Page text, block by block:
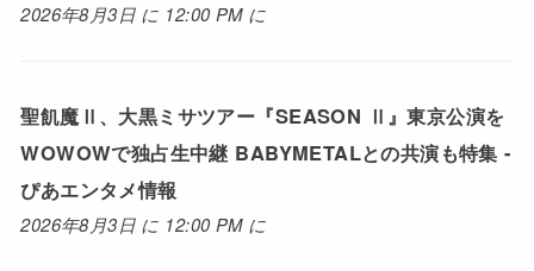
2026年8月3日 に 12:00 PM に
聖飢魔Ⅱ、大黒ミサツアー『SEASON Ⅱ』東京公演を
WOWOWで独占生中継 BABYMETALとの共演も特集 -
ぴあエンタメ情報
2026年8月3日 に 12:00 PM に